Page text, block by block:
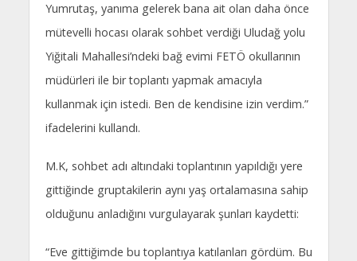
Yumrutaş, yanıma gelerek bana ait olan daha önce
mütevelli hocası olarak sohbet verdiği Uludağ yolu
Yiğitali Mahallesi’ndeki bağ evimi FETÖ okullarının
müdürleri ile bir toplantı yapmak amacıyla
kullanmak için istedi. Ben de kendisine izin verdim.”
ifadelerini kullandı.
M.K, sohbet adı altındaki toplantının yapıldığı yere
gittiğinde gruptakilerin aynı yaş ortalamasına sahip
olduğunu anladığını vurgulayarak şunları kaydetti:
“Eve gittiğimde bu toplantıya katılanları gördüm. Bu